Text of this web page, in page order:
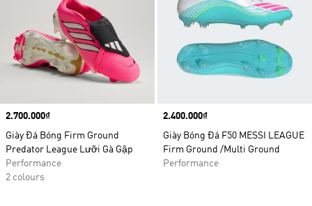
Price
2.700.000₫
Giày Đá Bóng Firm Ground
Predator League Lưỡi Gà Gập
Performance
2 colours
Price
2.400.000₫
Giày Bóng Đá F50 MESSI LEAGUE
Firm Ground /Multi Ground
Performance